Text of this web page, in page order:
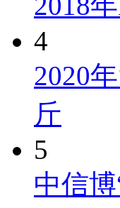
4
2020
斤
5
中信